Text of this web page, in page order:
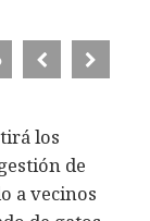
los
de
a vecinos